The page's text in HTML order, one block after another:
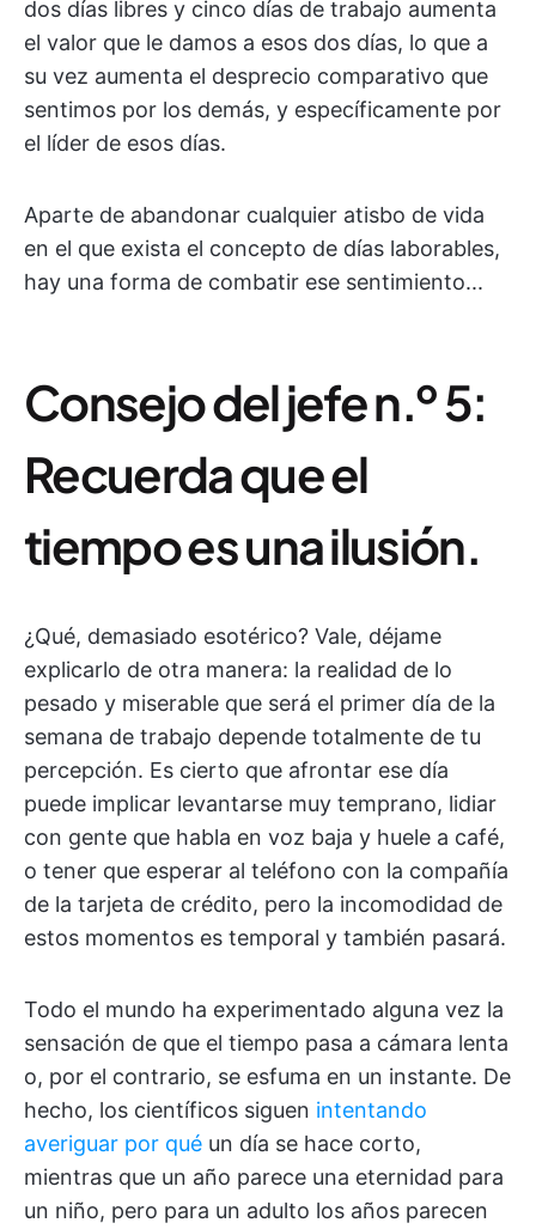
dos días libres y cinco días de trabajo aumenta
el valor que le damos a esos dos días, lo que a
su vez aumenta el desprecio comparativo que
sentimos por los demás, y específicamente por
el líder de esos días.
Aparte de abandonar cualquier atisbo de vida
en el que exista el concepto de días laborables,
hay una forma de combatir ese sentimiento...
Consejo del jefe n.º 5:
Recuerda que el
tiempo es una ilusión.
¿Qué, demasiado esotérico? Vale, déjame
explicarlo de otra manera: la realidad de lo
pesado y miserable que será el primer día de la
semana de trabajo depende totalmente de tu
percepción. Es cierto que afrontar ese día
puede implicar levantarse muy temprano, lidiar
con gente que habla en voz baja y huele a café,
o tener que esperar al teléfono con la compañía
de la tarjeta de crédito, pero la incomodidad de
estos momentos es temporal y también pasará.
Todo el mundo ha experimentado alguna vez la
sensación de que el tiempo pasa a cámara lenta
o, por el contrario, se esfuma en un instante. De
hecho, los científicos siguen intentando
averiguar por qué un día se hace corto,
mientras que un año parece una eternidad para
un niño, pero para un adulto los años parecen